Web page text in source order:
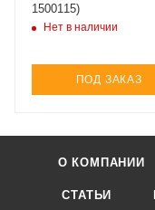
1500115)
Нет в наличии
ПОД ЗАКАЗ
О КОМПАНИИ
СТАТЬИ